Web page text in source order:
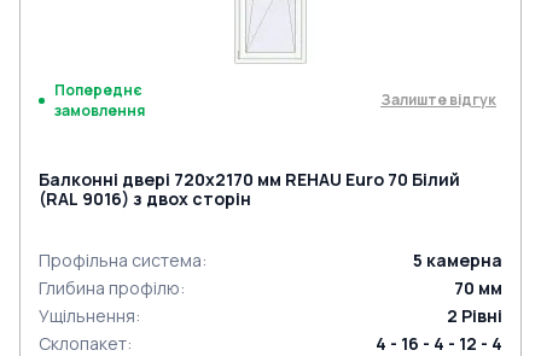
Попереднє
замовлення
Залиште відгук
Балконні двері 720x2170 мм REHAU Euro 70 Білий
(RAL 9016) з двох сторін
Профільна система: 5 камерна
Глибина профілю: 70 мм
Ущільнення: 2 Рівні
Склопакет:
4 - 16 - 4 - 12 - 4